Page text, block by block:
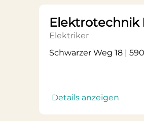
Elektrotechnik
Elektriker
Schwarzer Weg 18 |
Details anzeigen